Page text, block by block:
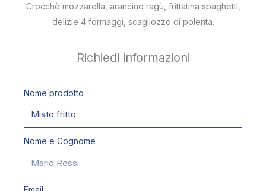
Crocchè mozzarella, arancino ragù, frittatina spaghetti,
delizie 4 formaggi, scagliozzo di polenta.
Richiedi informazioni
Nome prodotto
Nome e Cognome